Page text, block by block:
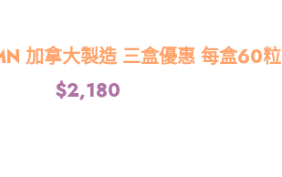
加拿大製造 三盒優惠 每盒60粒
$2,180